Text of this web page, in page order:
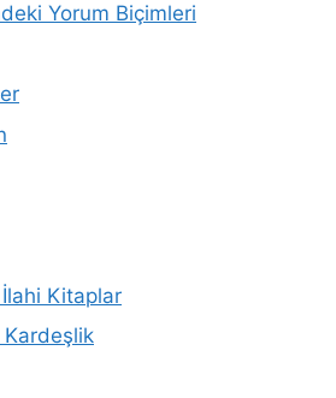
Yorum Biçimleri
Kitaplar